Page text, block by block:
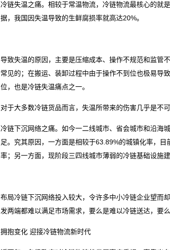
冷链失温之痛。相较于常温物流，冷链物流最核心的就
据，我国因失温导致的生鲜腐损率就高达20%。
导致失温的原因，主要是压缩成本、操作不规范和监管
常见的；在搬运、装卸过程中由于操作不到位也极易导
位，也是冷链失温痛点之一。
对于大多数冷链货品而言，失温所带来的伤害几乎是不可
冷链下沉网络之痛。如今一二线城市、省会城市和沿海
足。究其原因，一方面是相较于63.89%的城镇化率，
率；另一方面，现阶段三四线城市薄弱的冷链基础设施
布局冷链下沉网络投入较大，令许多中小冷链企业望而
发两端都难以满足市场需求，要么是难以冷链送达，要
拥抱变化 迎接冷链物流新时代